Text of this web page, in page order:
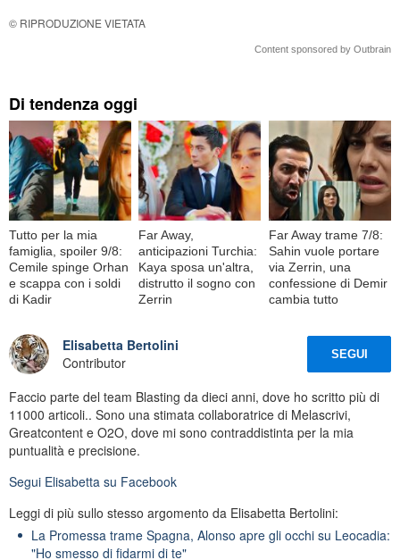
© RIPRODUZIONE VIETATA
Content sponsored by Outbrain
Di tendenza oggi
Tutto per la mia
famiglia, spoiler 9/8:
Cemile spinge Orhan
e scappa con i soldi
di Kadir
Far Away,
anticipazioni Turchia:
Kaya sposa un'altra,
distrutto il sogno con
Zerrin
Far Away trame 7/8:
Sahin vuole portare
via Zerrin, una
confessione di Demir
cambia tutto
Elisabetta Bertolini
Contributor
SEGUI
Faccio parte del team Blasting da dieci anni, dove ho scritto più di
11000 articoli.. Sono una stimata collaboratrice di Melascrivi,
Greatcontent e O2O, dove mi sono contraddistinta per la mia
puntualità e precisione.
Segui Elisabetta su Facebook
Leggi di più sullo stesso argomento da Elisabetta Bertolini:
La Promessa trame Spagna, Alonso apre gli occhi su Leocadia:
"Ho smesso di fidarmi di te"